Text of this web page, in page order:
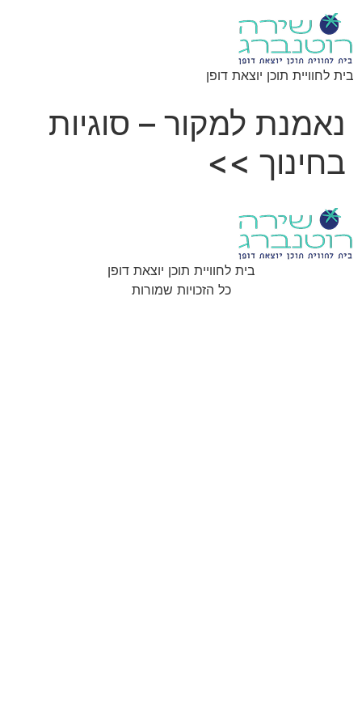
בית לחוויית תוכן יוצאת דופן
נאמנת למקור – סוגיות
בחינוך >>
בית לחוויית תוכן יוצאת דופן
כל הזכויות שמורות